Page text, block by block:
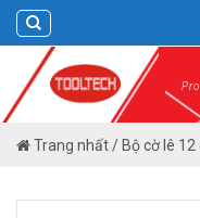
Skip
to
content
Trang nhất/ Bộ cờ lê